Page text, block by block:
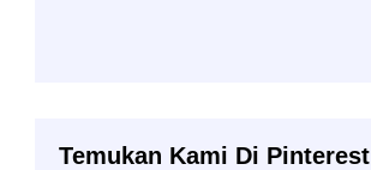
Temukan Kami Di Pinterest